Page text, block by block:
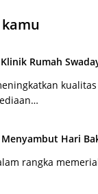
Rumah
Hari
rangka